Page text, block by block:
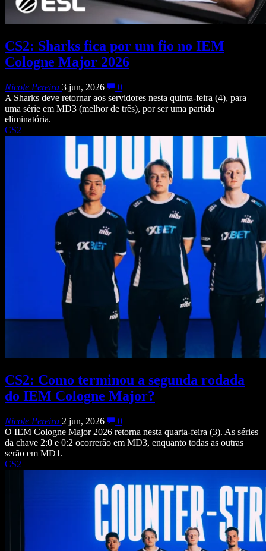
CS2: Sharks fica por um fio no IEM
Cologne Major 2026
Nicole Pereira 3 jun, 2026
0
A Sharks deve retornar aos servidores nesta quinta-feira (4), para
uma série em MD3 (melhor de três), por ser uma partida
eliminatória.
CS2
CS2: Como terminou a segunda rodada
do IEM Cologne Major?
Nicole Pereira 2 jun, 2026
0
O IEM Cologne Major 2026 retorna nesta quarta-feira (3). As séries
da chave 2:0 e 0:2 ocorrerão em MD3, enquanto todas as outras
serão em MD1.
CS2